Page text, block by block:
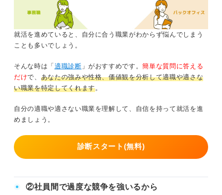
就活を進めていると、自分に合う職業がわからず悩んでしまう
ことも多いでしょう。
そんな時は「適職診断 」がおすすめです。簡単な質問に答える
だけで、 あなたの強みや性格、価値観を分析して適職や適さな
い職業を特定してくれます。
自分の適職や適さない職業を理解して、自信を持って就活を進
めましょう。
診断スタート(無料)
②社員間で過度な競争を強いるから